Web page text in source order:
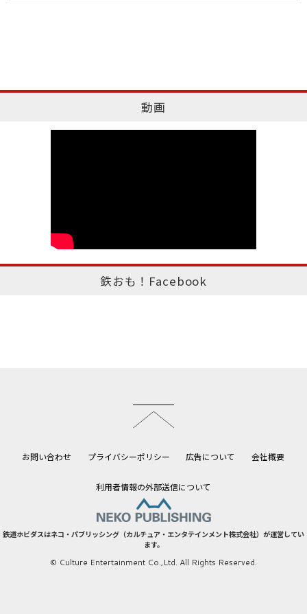
動画
鉄おも！Facebook
お問い合わせ プライバシーポリシー 広告について 会社概要
利用者情報の外部送信について
鉄道ホビダスはネコ・パブリッシング（カルチュア・エンタテインメント株式会社）が運営してい
ます。
© Culture Entertainment Co.,Ltd. All Rights Reserved.